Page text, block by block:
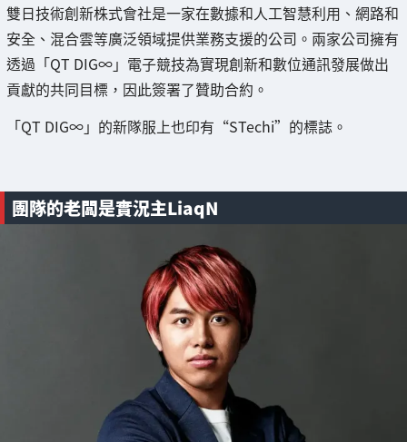
雙日技術創新株式會社是一家在數據和人工智慧利用、網路和
安全、混合雲等廣泛領域提供業務支援的公司。兩家公司擁有
透過「QT DIG∞」電子競技為實現創新和數位通訊發展做出
貢獻的共同目標，因此簽署了贊助合約。
「QT DIG∞」的新隊服上也印有“STechi”的標誌。
團隊的老闆是實況主LiaqN